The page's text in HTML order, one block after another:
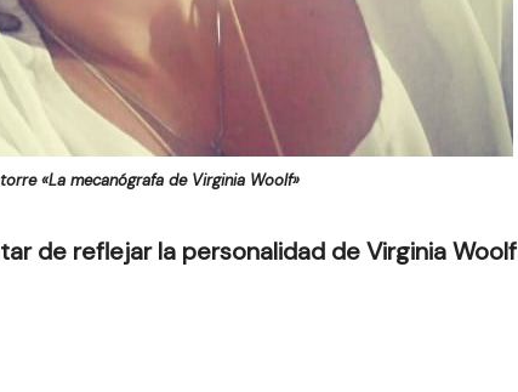
«La mecanógrafa de Virginia Woolf»
de reflejar la personalidad de Virginia Woolf